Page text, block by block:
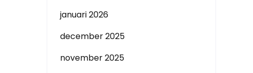
januari 2026
december 2025
november 2025